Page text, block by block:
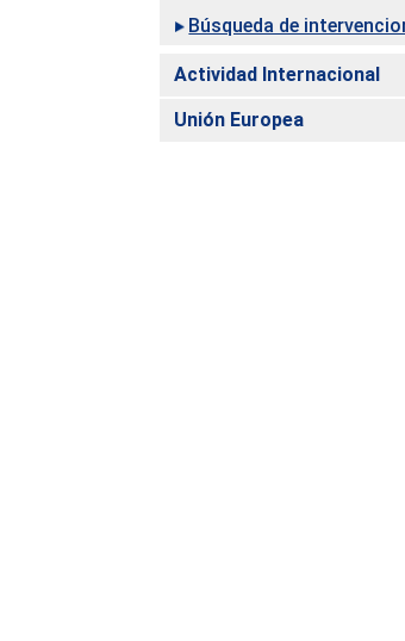
Búsqueda de
Actividad Internacional
Unión Europea